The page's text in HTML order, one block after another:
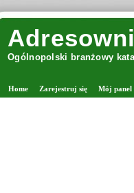
Ogólnopolski branżowy
Home Zarejestruj się Mój panel